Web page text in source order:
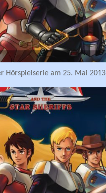
Hörspielserie am 25. Mai 2013